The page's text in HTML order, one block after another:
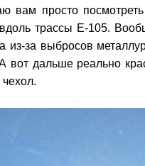
вам просто
трассы Е-105.
из-за выбросов
вот дальше реально